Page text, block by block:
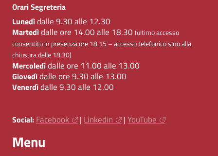
Orari Segreteria
Lunedìdalle 9.30 alle 12.30
Martedìdalle ore 14.00 alle 18.30 (ultimo accesso
consentito in presenza ore 18.15 – accesso telefonico sino alla
chiusura delle 18.30)
Mercoledìdalle ore 11.00 alle 13.00
Giovedìdalle ore 9.30 alle 13.00
Venerdìdalle 9.30 alle 12.00
Social: Facebook | Linkedin | YouTube
Menu